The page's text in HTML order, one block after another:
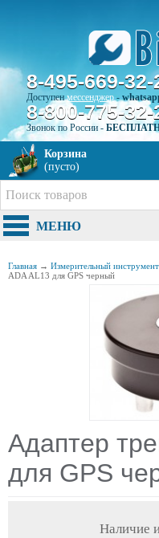
8-495-669-32-
Доступенмессенджер-
8-800-775-32-
Звонок по России -
Корзина
(пусто)
МЕНЮ
Главная → Измерительный инструмент
ADA AL13 для GPS черный
Адаптер
для GPS
Наличие